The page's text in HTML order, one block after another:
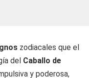
zodiacales que el
del Caballo de
y poderosa,